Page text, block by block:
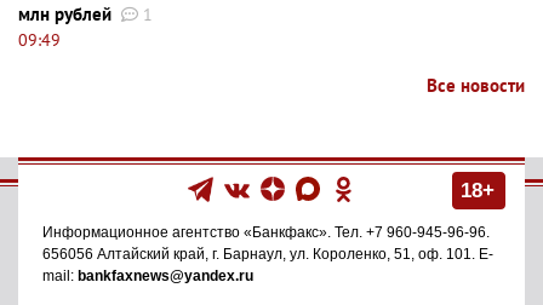
млн рублей
1
09:49
Все новости
18+
Информационное агентство «Банкфакс» . Тел. +7 960-945-96-96
656056 Алтайский край, г. Барнаул ул. Короленко, 51, оф. 101
. E-
mail: bankfaxnews@yandex.ru